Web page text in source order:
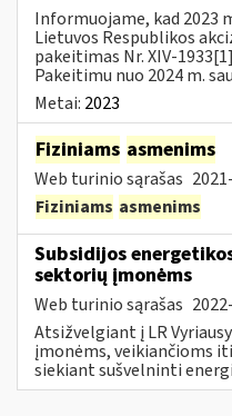
Informuojame, kad 2023
Lietuvos Respublikos
pakeitimas Nr. XIV-
Pakeitimu nuo 2024 m.
Metai: 2023
Fiziniams asmenims
Web turinio sąrašas
Fiziniams asmenims
Subsidijos
sektorių įmonėms
Web turinio sąrašas
Atsižvelgiant į LR
įmonėms, veikiančioms
siekiant sušvelninti energi